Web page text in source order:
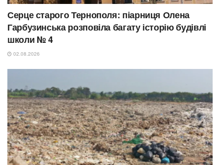
Серце старого Тернополя: піарниця Олена
Гарбузинська розповіла багату історію будівлі
школи № 4
02.08.2026